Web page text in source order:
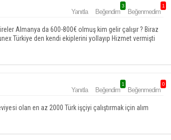
Yanıtla Beğendim
3
Beğenmedim
1
Almanya da 600-800€ olmuş kim gelir çalışır ? Biraz
Türkiye den kendi ekiplerini yollayıp Hizmet vermişti
Yanıtla Beğendim
1
Beğenmedim
0
olan en az 2000 Türk işçiyi çalıştırmak için alım